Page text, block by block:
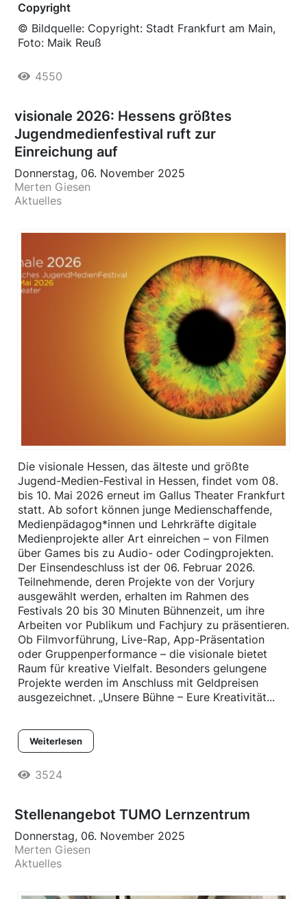
Copyright
© Bildquelle: Copyright: Stadt Frankfurt am Main,
Foto: Maik Reuß
4550
visionale 2026: Hessens größtes
Jugendmedienfestival ruft zur
Einreichung auf
Donnerstag, 06. November 2025
Merten Giesen
Aktuelles
Die visionale Hessen, das älteste und größte
Jugend-Medien-Festival in Hessen, findet vom 08.
bis 10. Mai 2026 erneut im Gallus Theater Frankfurt
statt. Ab sofort können junge Medienschaffende,
Medienpädagog*innen und Lehrkräfte digitale
Medienprojekte aller Art einreichen – von Filmen
über Games bis zu Audio- oder Codingprojekten.
Der Einsendeschluss ist der 06. Februar 2026.
Teilnehmende, deren Projekte von der Vorjury
ausgewählt werden, erhalten im Rahmen des
Festivals 20 bis 30 Minuten Bühnenzeit, um ihre
Arbeiten vor Publikum und Fachjury zu präsentieren.
Ob Filmvorführung, Live-Rap, App-Präsentation
oder Gruppenperformance – die visionale bietet
Raum für kreative Vielfalt. Besonders gelungene
Projekte werden im Anschluss mit Geldpreisen
ausgezeichnet. „Unsere Bühne – Eure Kreativität...
Weiterlesen
3524
Stellenangebot TUMO Lernzentrum
Donnerstag, 06. November 2025
Merten Giesen
Aktuelles